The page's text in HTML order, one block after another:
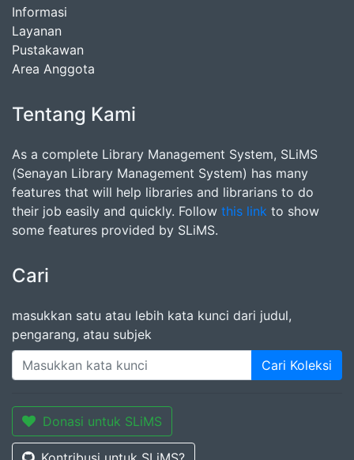
Informasi
Layanan
Pustakawan
Area Anggota
Tentang Kami
As a complete Library Management System, SLiMS
(Senayan Library Management System) has many
features that will help libraries and librarians to do
their job easily and quickly. Follow this link to show
some features provided by SLiMS.
Cari
masukkan satu atau lebih kata kunci dari judul,
pengarang, atau subjek
Cari Koleksi
Donasi untuk SLiMS